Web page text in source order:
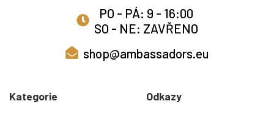
PO - PÁ: 9 - 16:00
SO - NE: ZAVŘENO
shop@ambassadors.eu
Kategorie Odkazy